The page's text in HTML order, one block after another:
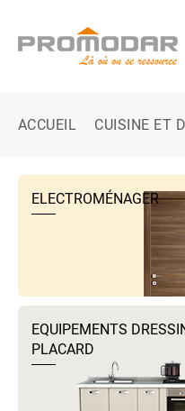
ACCUEIL CUISINE ET
ELECTROMÉNAGER
EQUIPEMENTS
PLACARD